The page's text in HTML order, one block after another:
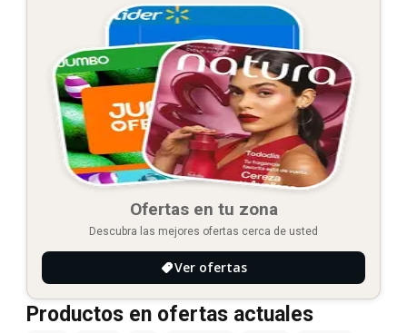
Ofertas en tu zona
Descubra las mejores ofertas cerca de usted
Ver ofertas
Productos en ofertas actuales